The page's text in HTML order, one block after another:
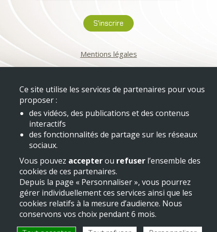
Mentions légales
Ce site utilise les services de partenaires pour vous
proposer :
des vidéos, des publications et des contenus
interactifs
des fonctionnalités de partage sur les réseaux
sociaux.
Vous pouvez accepterou refuser l’ensemble des
cookies de ces partenaires.
Depuis la page « Personnaliser », vous pourrez
gérer individuellement ces services ainsi que les
cookies relatifs à la mesure d’audience. Nous
conservons vos choix pendant 6 mois.